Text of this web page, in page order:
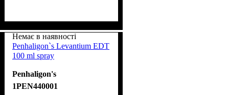
Немає в наявності
Penhaligon`s Levantium EDT
100 ml spray
Penhaligon's
1PEN440001